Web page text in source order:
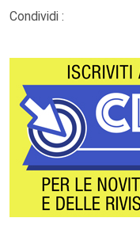
Condividi :